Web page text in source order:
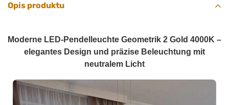
Opis produktu
Moderne LED-Pendelleuchte Geometrik 2 Gold 4000K –
elegantes Design und präzise Beleuchtung mit
neutralem Licht